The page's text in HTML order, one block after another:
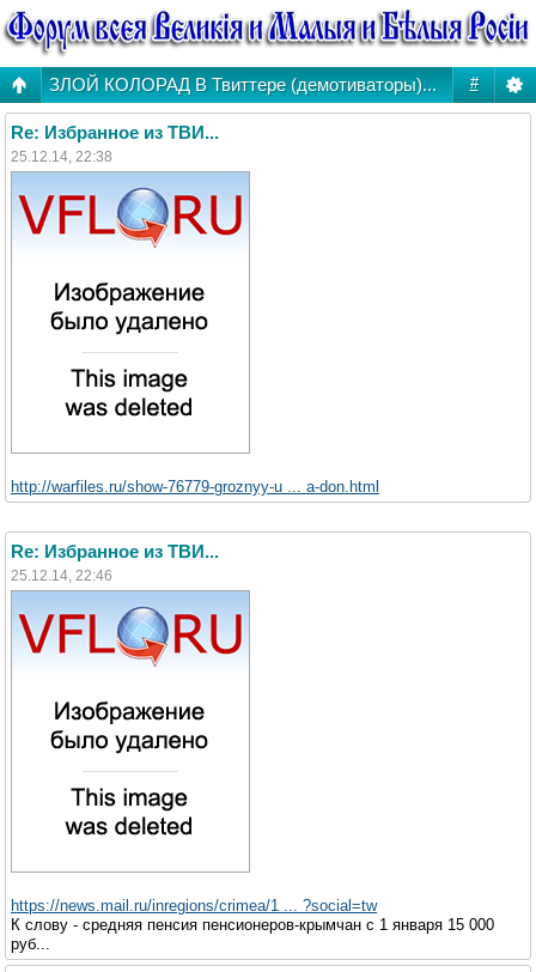
#
ЗЛОЙ КОЛОРАД В Твиттере (демотиваторы)...
Re: Избранное из ТВИ...
25.12.14, 22:38
http://warfiles.ru/show-76779-groznyy-u ... a-don.html
Re: Избранное из ТВИ...
25.12.14, 22:46
https://news.mail.ru/inregions/crimea/1 ... ?social=tw
К слову - средняя пенсия пенсионеров-крымчан с 1 января 15 000
руб...